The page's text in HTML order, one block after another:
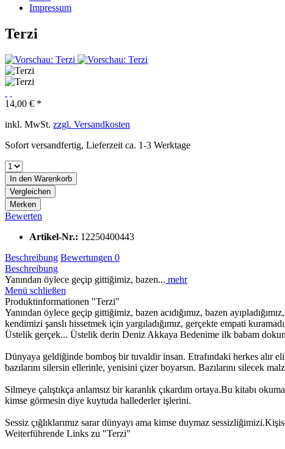
Impressum
Terzi
14,00 € *
inkl. MwSt. zzgl. Versandkosten
Sofort versandfertig, Lieferzeit ca. 1-3 Werktage
In den Warenkorb
Vergleichen
Merken
Bewerten
Artikel-Nr.: 12250400443
Beschreibung Bewertungen 0
Beschreibung
Yanından öylece geçip gittiğimiz, bazen... mehr
Menü schließen
Produktinformationen "Terzi"
Yanından öylece geçip gittiğimiz, bazen acıdığımız, bazen
kendimizi şanslı hissetmek için yargıladığımız, gerçekte empati
Üstelik gerçek... Üstelik derin Deniz Akkaya Bedenime ilk babam
Dünyaya geldiğinde bomboş bir tuvaldir insan. Etrafındaki herkes alır
bazılarını silersin ellerinle, yenisini çizer boyarsın. Bazılarını silecek
Silmeye çalıştıkça anlamsız bir karanlık çıkardım ortaya.Bu kitabı
kimse görmesin diye kuytuda hallederler işlerini.
Sessiz çığlıklarımız sarar dünyayı ama kimse duymaz
Weiterführende Links zu "Terzi"